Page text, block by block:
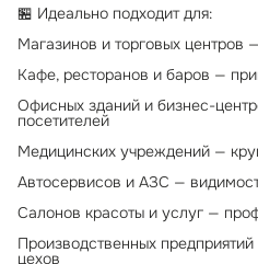
🏪 Идеально подходит для:
Магазинов и торговых центров
Кафе, ресторанов и баров —
Офисных зданий и бизнес-
посетителей
Медицинских учреждений —
Автосервисов и АЗС —
Салонов красоты и услуг —
Производственных
цехов